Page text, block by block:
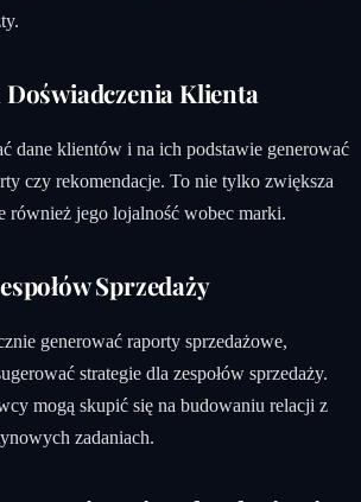
Klienta
dane klientów i na ich podstawie generować
czy rekomendacje. To nie tylko zwiększa
również jego lojalność wobec marki.
Sprzedaży
generować raporty sprzedażowe,
strategie dla zespołów sprzedaży.
mogą skupić się na budowaniu relacji z
zadaniach.